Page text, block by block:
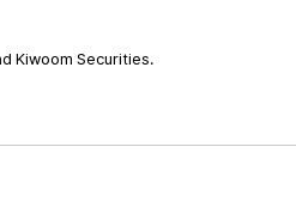
Kiwoom Securities.